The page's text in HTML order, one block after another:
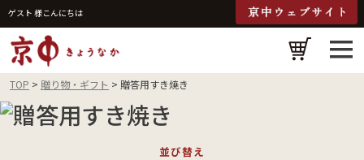
ゲスト 様こんにちは
TOP 贈り物・ギフト 贈答用すき焼き
並び替え